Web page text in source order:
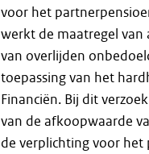
voor het
werkt de maatregel van
van overlijden
toepassing van het
Financiën. Bij dit
van de afkoopwaarde
de verplichting voor